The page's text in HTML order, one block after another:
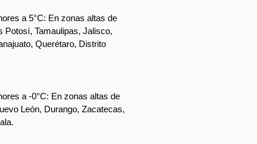
a 5°C: En zonas altas de
Potosí, Tamaulipas, Jalisco,
Querétaro, Distrito
a -0°C: En zonas altas de
León, Durango, Zacatecas,